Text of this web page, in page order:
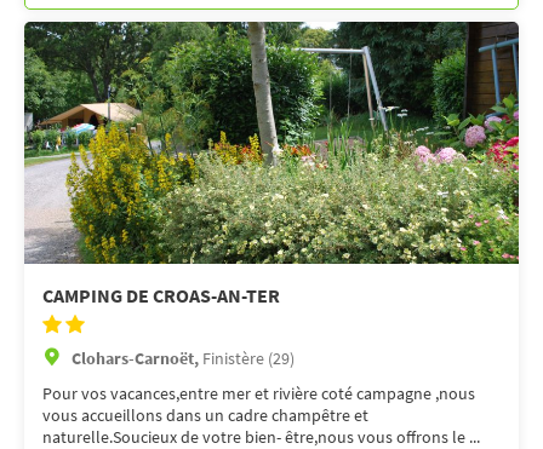
CAMPING DE CROAS-AN-TER
Clohars-Carnoët, Finistère (29)
Pour vos vacances,entre mer et rivière coté campagne ,nous
vous accueillons dans un cadre champêtre et
naturelle.Soucieux de votre bien- être,nous vous offrons le ...